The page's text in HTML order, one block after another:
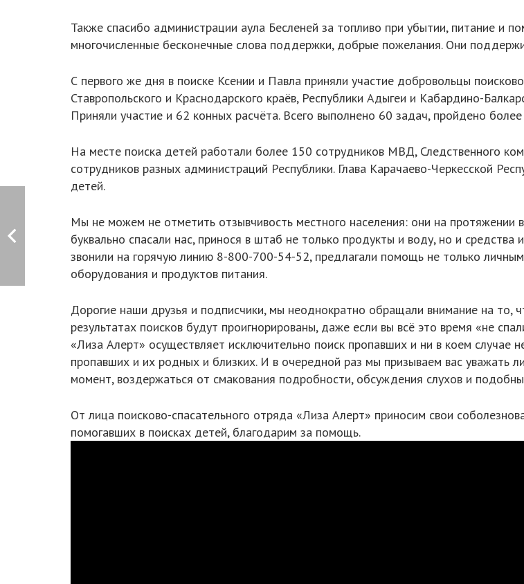
Также спасибо администрации аула Бесленей за топливо при убытии, питание и
многочисленные бесконечные слова поддержки, добрые пожелания. Они
С первого же дня в поиске Ксении и Павла приняли участие добровольцы
Ставропольского и Краснодарского краёв, Республики Адыгеи и Кабардино-
Приняли участие и 62 конных расчёта. Всего выполнено 60 задач, пройдено
На месте поиска детей работали более 150 сотрудников МВД, Следственного
сотрудников разных администраций Республики. Глава Карачаево-Черкесской
детей.
Мы не можем не отметить отзывчивость местного населения: они на протяжении
буквально спасали нас, принося в штаб не только продукты и воду, но и
звонили на горячую линию 8-800-700-54-52, предлагали помощь не только
оборудования и продуктов питания.
Дорогие наши друзья и подписчики, мы неоднократно обращали внимание на то,
результатах поисков будут проигнорированы, даже если вы всё это время «не
«Лиза Алерт» осуществляет исключительно поиск пропавших и ни в коем
пропавших и их родных и близких. И в очередной раз мы призываем вас уважать
момент, воздержаться от смакования подробности, обсуждения слухов и
От лица поисково-спасательного отряда «Лиза Алерт» приносим свои
помогавших в поисках детей, благодарим за помощь.